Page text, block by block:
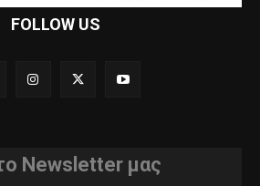
FOLLOW US
Newsletter μας